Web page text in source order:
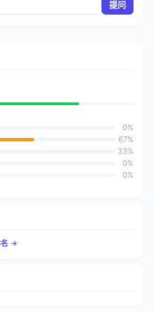
提问
0%
67%
33%
0%
0%
名 →